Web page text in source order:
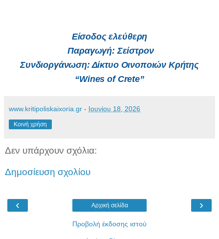
Είσοδος ελεύθερη
Παραγωγή: Σείστρον
Συνδιοργάνωση: Δίκτυο Οινοποιών Κρήτης
“Wines of Crete”
www.kritipoliskaixoria.gr - Ιουνίου 18, 2026
Κοινή χρήση
Δεν υπάρχουν σχόλια:
Δημοσίευση σχολίου
‹ ›
Αρχική σελίδα
Προβολή έκδοσης ιστού